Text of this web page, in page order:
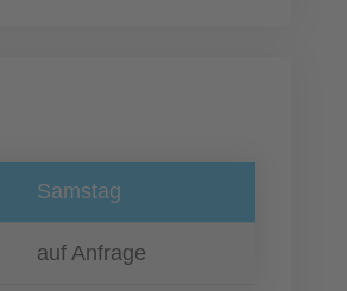
Samstag
auf Anfrage